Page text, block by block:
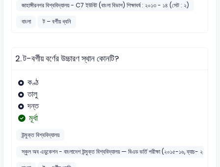
জাহাঙ্গীরনগর বিশ্ববিদ্যালয় - C7 ইউনিট (বাংলা বিভাগ) শিক্ষাবর্ষ : ২০১৩ - ১৪ (সেট : ২)
বাংলা
ট – বর্গীয় ধ্বনি
2.ট-বর্গীয় বর্ণের উচ্চারণ স্থান কোনটি?
কণ্ঠ
তালু
দন্ত
মূর্ধা
উন্মুক্ত বিশ্ববিদ্যালয়
স্কুল অব এডুকেশন - বাংলাদেশ উন্মুক্ত বিশ্ববিদ্যালয় — বিএড ভর্তি পরীক্ষা (২০১৫-১৬, ব্যাচ- ২০১৬)